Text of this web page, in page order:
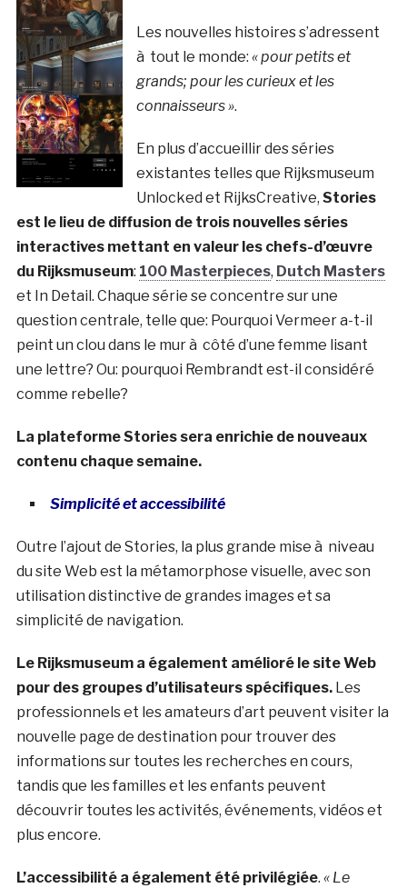
Les nouvelles histoires s’adressent
à tout le monde: « pour petits et
grands; pour les curieux et les
connaisseurs ».
En plus d’accueillir des séries
existantes telles que Rijksmuseum
Unlocked et RijksCreative, Stories
est le lieu de diffusion de trois nouvelles séries
interactives mettant en valeur les chefs-d’œuvre
du Rijksmuseum: 100 Masterpieces, Dutch Masters
et In Detail. Chaque série se concentre sur une
question centrale, telle que: Pourquoi Vermeer a-t-il
peint un clou dans le mur à côté d’une femme lisant
une lettre? Ou: pourquoi Rembrandt est-il considéré
comme rebelle?
La plateforme Stories sera enrichie de nouveaux
contenu chaque semaine.
Simplicité et accessibilité
Outre l’ajout de Stories, la plus grande mise à niveau
du site Web est la métamorphose visuelle, avec son
utilisation distinctive de grandes images et sa
simplicité de navigation.
Le Rijksmuseum a également amélioré le site Web
pour des groupes d’utilisateurs spécifiques.Les
professionnels et les amateurs d’art peuvent visiter la
nouvelle page de destination pour trouver des
informations sur toutes les recherches en cours,
tandis que les familles et les enfants peuvent
découvrir toutes les activités, événements, vidéos et
plus encore.
L’accessibilité a également été privilégiée. « Le